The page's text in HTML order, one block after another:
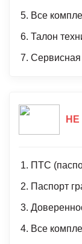
Все
Талон
Сервисная
ПТС
Паспорт
Все